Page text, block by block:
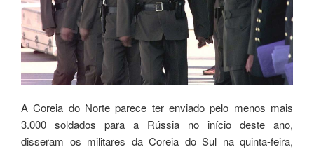
A Coreia do Norte parece ter enviado pelo menos mais
3.000 soldados para a Rússia no início deste ano,
disseram os militares da Coreia do Sul na quinta-feira,